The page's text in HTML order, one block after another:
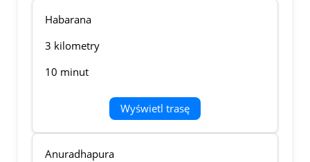
Habarana
3 kilometry
10 minut
Wyświetl trasę
Anuradhapura